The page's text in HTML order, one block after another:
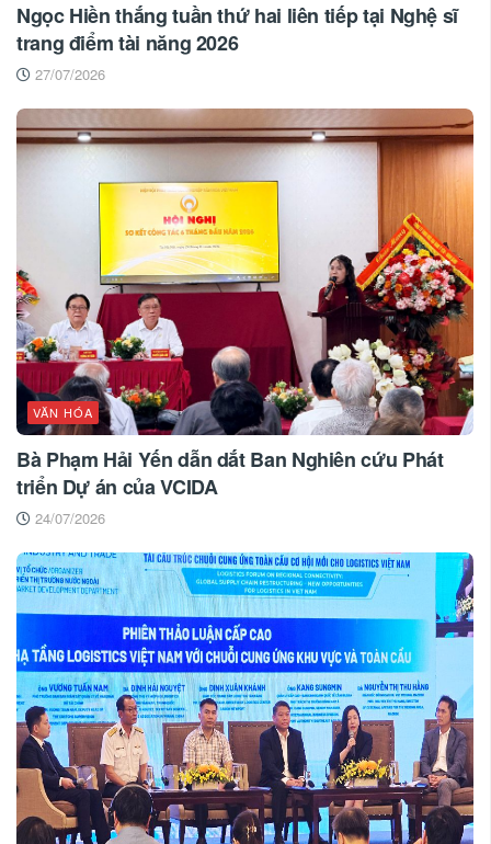
Ngọc Hiền thắng tuần thứ hai liên tiếp tại Nghệ sĩ
trang điểm tài năng 2026
27/07/2026
VĂN HÓA
Bà Phạm Hải Yến dẫn dắt Ban Nghiên cứu Phát
triển Dự án của VCIDA
24/07/2026